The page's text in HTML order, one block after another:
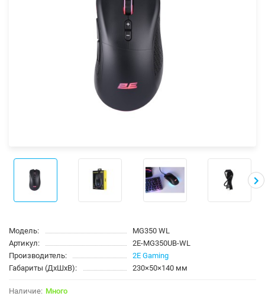
Модель:
MG350 WL
Артикул:
2E-MG350UB-WL
Производитель:
2E Gaming
Габариты (ДхШхВ):
230×50×140 мм
Много